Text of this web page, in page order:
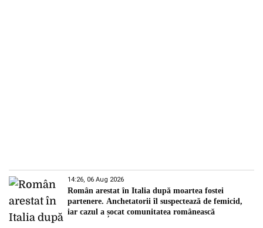
14:26, 06 Aug 2026
Român arestat în Italia după moartea fostei
partenere. Anchetatorii îl suspectează de femicid,
iar cazul a șocat comunitatea românească